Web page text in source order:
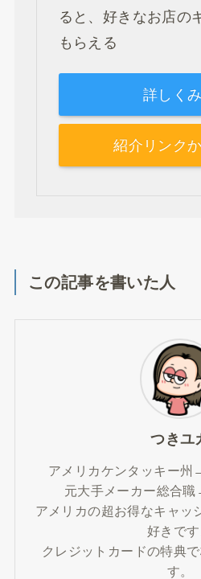
ると、好きなお店の
もらえる
詳しく
紹介リンク
この記事を書いた人
つきユ
アメリカケンタッキー州
元大手メーカー総合職
アメリカの超お得なキャッ
好きです
クレジットカードの特典
す。